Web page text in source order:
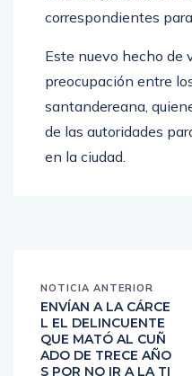
cadáver y adelantan
Este nuevo hecho de
preocupación entre
santandereana,
de las autoridades
NOTICIA ANTERIOR
ENVÍAN A LA CÁRCE
L EL DELINCUENTE
QUE MATÓ AL CUÑ